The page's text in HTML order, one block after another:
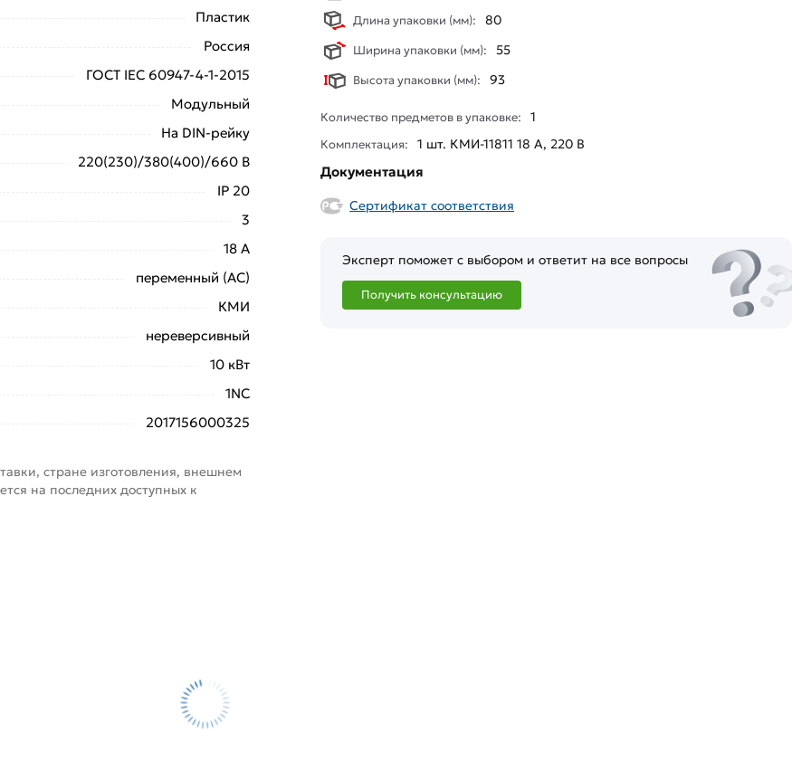
Пластик
Россия
ГОСТ IEC 60947-4-1-2015
Модульный
На DIN-рейку
220(230)/380(400)/660 В
IP 20
3
18 А
переменный (AC)
КМИ
нереверсивный
10 кВт
1NC
2017156000325
стране изготовления, внешнем
на последних доступных к
Длина упаковки (мм): 80
Ширина упаковки (мм): 55
Высота упаковки (мм): 93
Количество предметов в упаковке: 1
Комплектация: 1 шт. КМИ-11811 18 А, 220 В
Документация
Сертификат соответствия
Эксперт поможет с выбором и ответит на все вопросы
Получить консультацию